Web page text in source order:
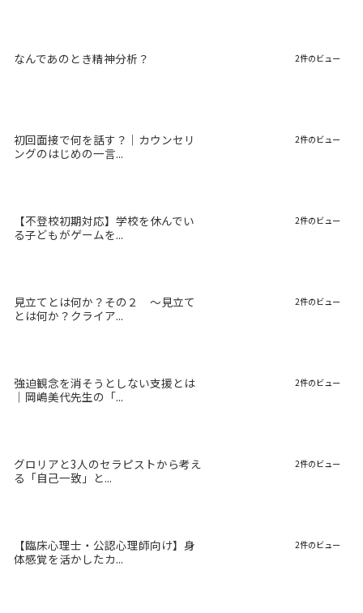
なんであのとき精神分析？ 2件のビュー
初回面接で何を話す？｜カウンセリ
ングのはじめの一言...
2件のビュー
【不登校初期対応】学校を休んでい
る子どもがゲームを...
2件のビュー
見立てとは何か？その２ 〜見立て
とは何か？クライア...
2件のビュー
強迫観念を消そうとしない支援とは
｜岡嶋美代先生の「...
2件のビュー
グロリアと3人のセラピストから考え
る「自己一致」と...
2件のビュー
【臨床心理士・公認心理師向け】身
体感覚を活かしたカ...
2件のビュー